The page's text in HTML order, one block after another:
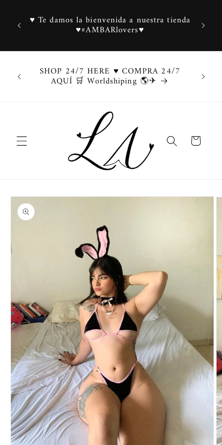
al contenido
♥ Te damos la bienvenida a nuestra tienda
♥#AMBARlovers♥
SHOP 24/7 HERE ♥ COMPRA 24/7
AQUÍ 🛒 Worldshiping 🌎✈
Carrito
directamente
a la
información
del producto